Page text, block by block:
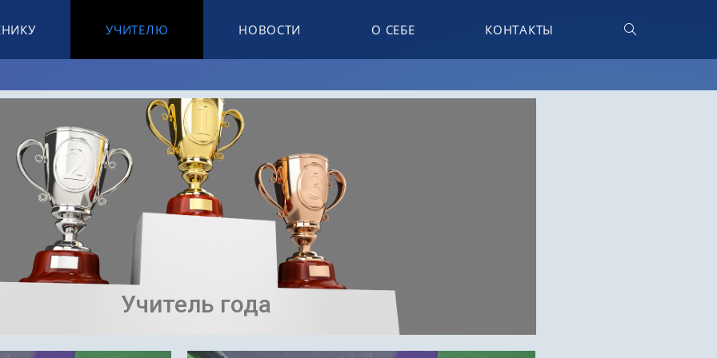
УЧИТЕЛЮ НОВОСТИ О СЕБЕ КОНТАКТЫ
Учитель года